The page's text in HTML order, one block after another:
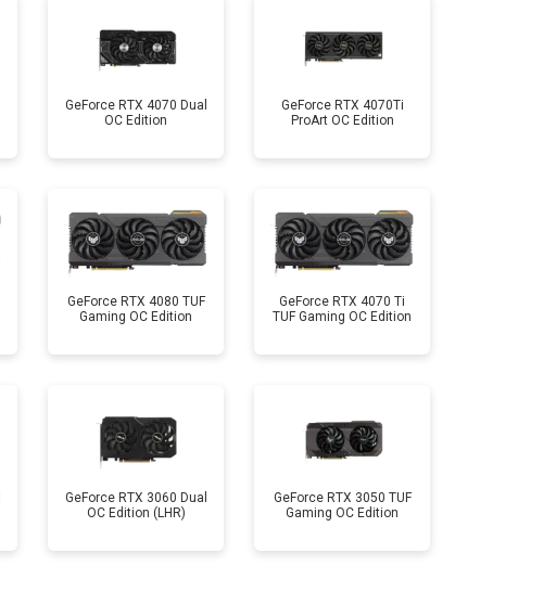
GeForce RTX 4070 Dual
OC Edition
GeForce RTX 4070Ti
ProArt OC Edition
GeForce RTX 4080 TUF
Gaming OC Edition
GeForce RTX 4070 Ti
TUF Gaming OC Edition
GeForce RTX 3060 Dual
OC Edition (LHR)
GeForce RTX 3050 TUF
Gaming OC Edition